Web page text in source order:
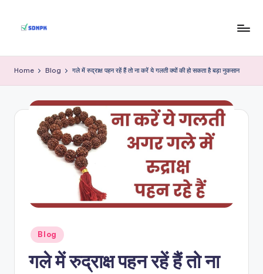
D
N
P
Jobs
Home Blog गले में रुद्राक्ष पहन रहें हैं तो ना करें ये गलती क्यों की हो सकता है बड़ा नुकसान
Posted
in
Blog
गले में रुद्राक्ष पहन रहें हैं तो ना